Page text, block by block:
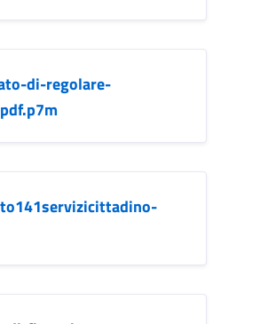
di-regolare-